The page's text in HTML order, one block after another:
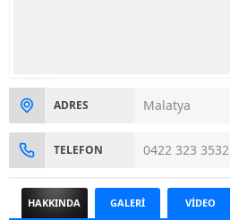
ADRES Malatya
TELEFON 0422 323 3532
HAKKINDA GALERİ VİDEO